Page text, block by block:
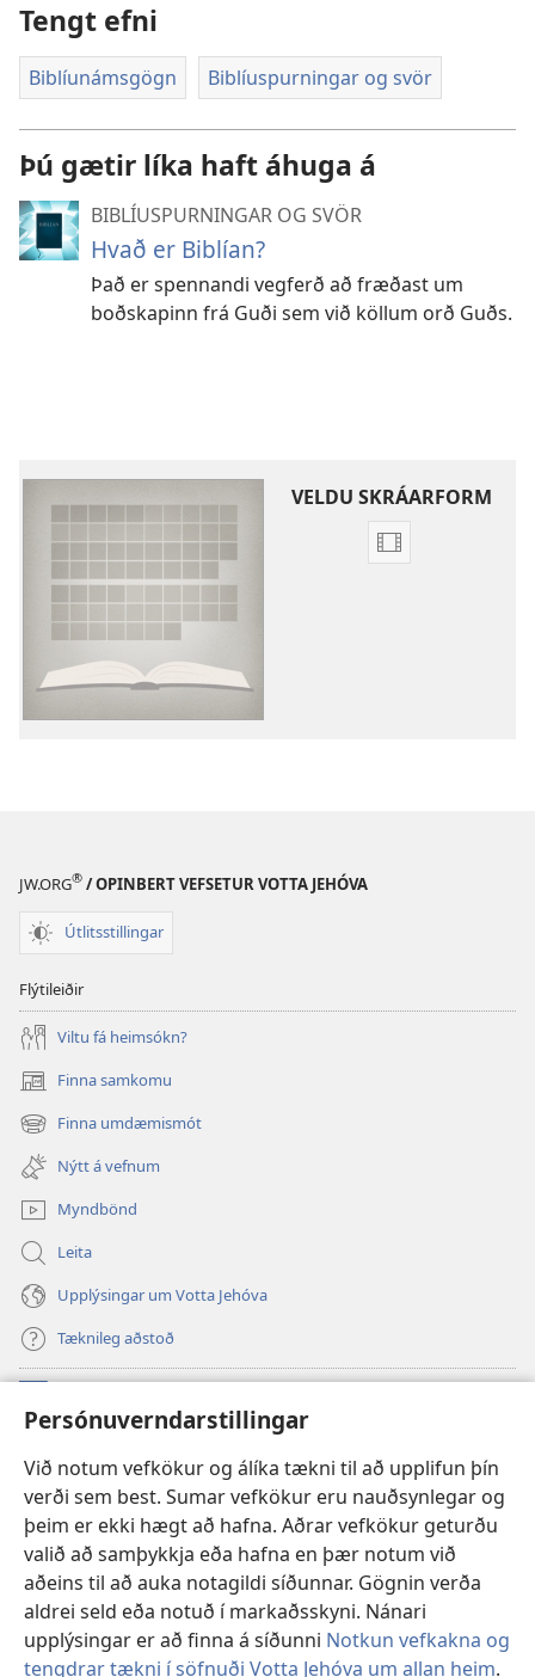
Persónuverndarstillingar
Við notum vefkökur og álíka tækni til að upplifun þín
verði sem best. Sumar vefkökur eru nauðsynlegar og
þeim er ekki hægt að hafna. Aðrar vefkökur geturðu
valið að samþykkja eða hafna en þær notum við
aðeins til að auka notagildi síðunnar. Gögnin verða
aldrei seld eða notuð í markaðsskyni. Nánari
upplýsingar er að finna á síðunni Notkun vefkakna og
tengdrar tækni í söfnuði Votta Jehóva um allan heim.
Tengt efni
Biblíunámsgögn Biblíuspurningar og svör
Þú gætir líka haft áhuga á
BIBLÍUSPURNINGAR OG SVÖR
Hvað er Biblían?
Það er spennandi vegferð að fræðast um
boðskapinn frá Guði sem við köllum orð Guðs.
VELDU SKRÁARFORM
Möguleikar
JW.ORG® / OPINBERT VEFSETUR VOTTA JEHÓVA
Útlitsstillingar
Flýtileiðir
Viltu fá heimsókn?
Finna samkomu
(opnast
í
nýjum
glugga)
Finna umdæmismót
(opnast
nýjum
glugga)
Nýtt á vefnum
Myndbönd
Leita
Upplýsingar um Votta Jehóva
Tæknileg aðstoð
(opnast
glugga)
VEFBÓKASAFN Varðturnsins
(opnast
nýjum
glugga)
JW Hub
(opnast
nýjum JW Library -appið